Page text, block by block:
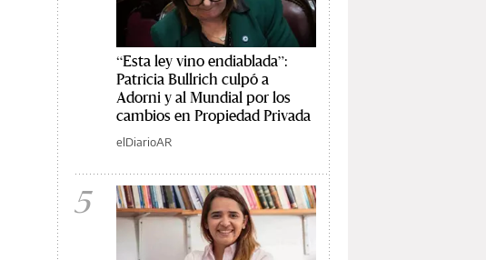
“Esta ley vino endiablada”:
Patricia Bullrich culpó a
Adorni y al Mundial por los
cambios en Propiedad Privada
elDiarioAR
5